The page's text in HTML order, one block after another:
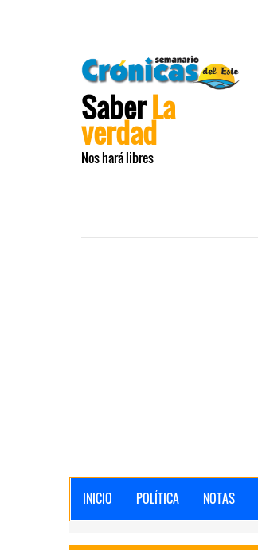
SaberLa
verdad
Nos hará libres
INICIO POLÍTICA NOTAS